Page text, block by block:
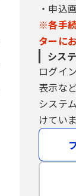
・申込
※各手
ターに
シス
ログイ
表示など
システ
けていま